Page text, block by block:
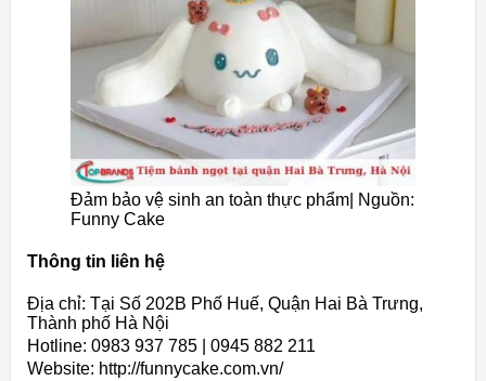
Đảm bảo vệ sinh an toàn thực phẩm| Nguồn:
Funny Cake
Thông tin liên hệ
Địa chỉ: Tại Số 202B Phố Huế, Quận Hai Bà Trưng,
Thành phố Hà Nội
Hotline: 0983 937 785 | 0945 882 211
Website: http://funnycake.com.vn/